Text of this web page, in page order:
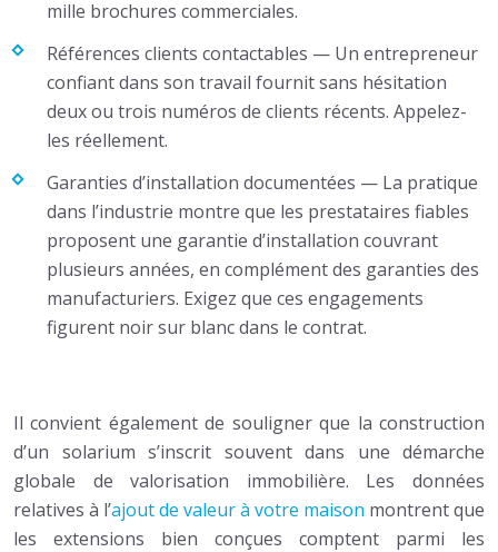
mille brochures commerciales.
Références clients contactables — Un entrepreneur
confiant dans son travail fournit sans hésitation
deux ou trois numéros de clients récents. Appelez-
les réellement.
Garanties d’installation documentées — La pratique
dans l’industrie montre que les prestataires fiables
proposent une garantie d’installation couvrant
plusieurs années, en complément des garanties des
manufacturiers. Exigez que ces engagements
figurent noir sur blanc dans le contrat.
Il convient également de souligner que la construction
d’un solarium s’inscrit souvent dans une démarche
globale de valorisation immobilière. Les données
relatives à l’ajout de valeur à votre maison montrent que
les extensions bien conçues comptent parmi les